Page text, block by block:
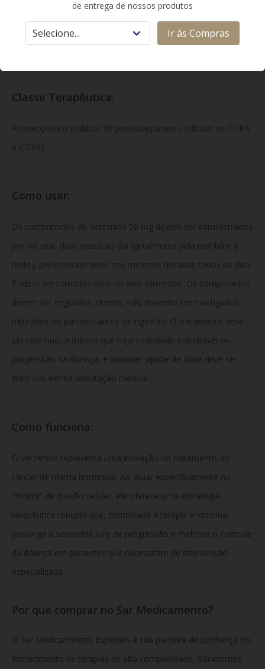
silício, estearato de
magnésio.Revestimento:
álcool polivinílico, dióxido de
titânio, macrogol, talco.
Classe Terapêutica:
Antineoplásico (Inibidor de proteinaquinase / Inibidor de CDK4
e CDK6).
Como usar:
Os comprimidos de Verzenios 50 mg devem ser administrados
por via oral, duas vezes ao dia (geralmente pela manhã e à
noite), preferencialmente nos mesmos horários todos os dias.
Podem ser tomados com ou sem alimentos. Os comprimidos
devem ser engolidos inteiros, não devendo ser mastigados,
triturados ou partidos antes da ingestão. O tratamento deve
ser contínuo, a menos que haja toxicidade inaceitável ou
progressão da doença, e qualquer ajuste de dose deve ser
feito sob estrita orientação médica.
Como funciona:
O Verzenios representa uma inovação no tratamento do
câncer de mama hormonal. Ao atuar especificamente no
"motor" de divisão celular, ele oferece uma estratégia
terapêutica robusta que, combinada à terapia endócrina,
prolonga a sobrevida livre de progressão e melhora o controle
da doença em pacientes que necessitam de intervenção
especializada.
Por que comprar no Sar Medicamento?
O Sar Medicamentos Especiais é sua parceira de confiança no
fornecimento de terapias de alta complexidade. Garantimos
de entrega de nossos produtos
Ir às Compras